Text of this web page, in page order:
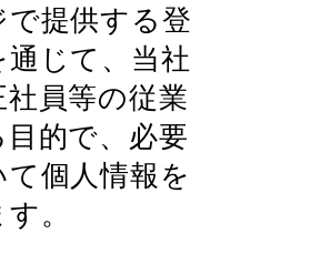
提供する登
じて、当社
員等の従業
的で、必要
個人情報を
。